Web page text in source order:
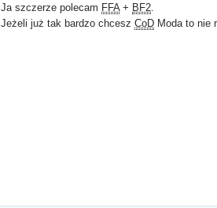
Ja szczerze polecam FFA + BF2
Jeżeli już tak bardzo chceszCoD Moda to nie